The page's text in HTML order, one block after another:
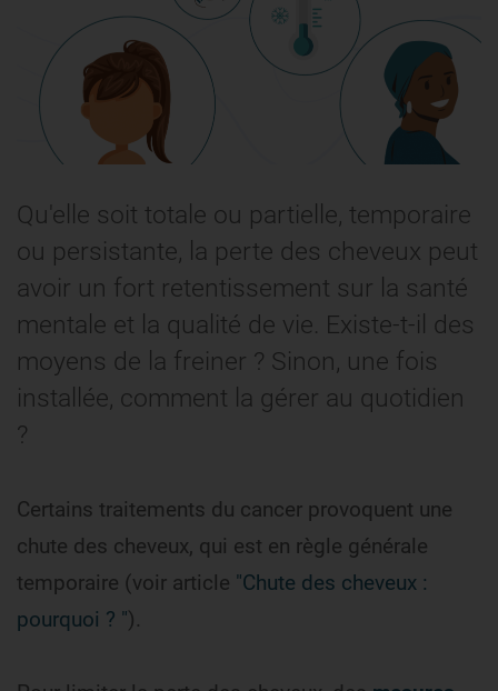
Qu'elle soit totale ou partielle, temporaire
ou persistante, la perte des cheveux peut
avoir un fort retentissement sur la santé
mentale et la qualité de vie. Existe-t-il des
moyens de la freiner ? Sinon, une fois
installée, comment la gérer au quotidien
?
Certains traitements du cancer provoquent une
chute des cheveux, qui est en règle générale
temporaire (voir article "Chute des cheveux :
pourquoi ? ").